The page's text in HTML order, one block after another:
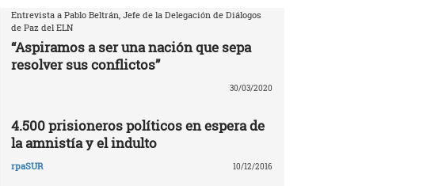
Entrevista a Pablo Beltrán, Jefe de la Delegación de Diálogos
de Paz del ELN
“Aspiramos a ser una nación que sepa
resolver sus conflictos”
30/03/2020
4.500 prisioneros políticos en espera de
la amnistía y el indulto
rpaSUR 10/12/2016